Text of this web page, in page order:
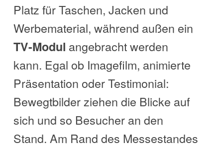
Platz für Taschen, Jacken und
Werbematerial, während außen ein
TV-Modul angebracht werden
kann. Egal ob Imagefilm, animierte
Präsentation oder Testimonial:
Bewegtbilder ziehen die Blicke auf
sich und so Besucher an den
Stand. Am Rand des Messestandes